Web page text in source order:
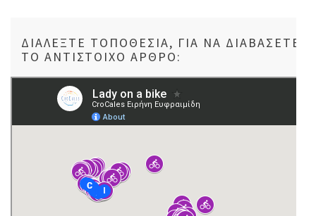
ΔΙΑΛΈΞΤΕ ΤΟΠΟΘΕΣΊΑ, ΓΙΑ ΝΑ ΔΙΑΒΆΣΕΤΕ
ΤΟ ΑΝΤΊΣΤΟΙΧΟ ΆΡΘΡΟ: